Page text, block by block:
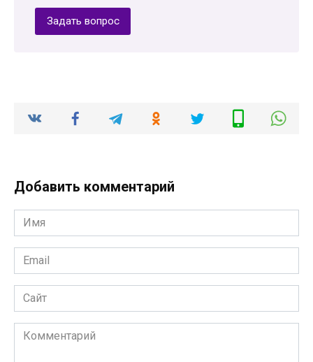
Задать вопрос
Добавить комментарий
Имя
*
Email
*
Сайт
Комментарий